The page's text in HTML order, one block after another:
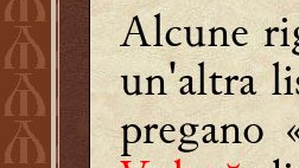
Alcune
un'altra
pregano